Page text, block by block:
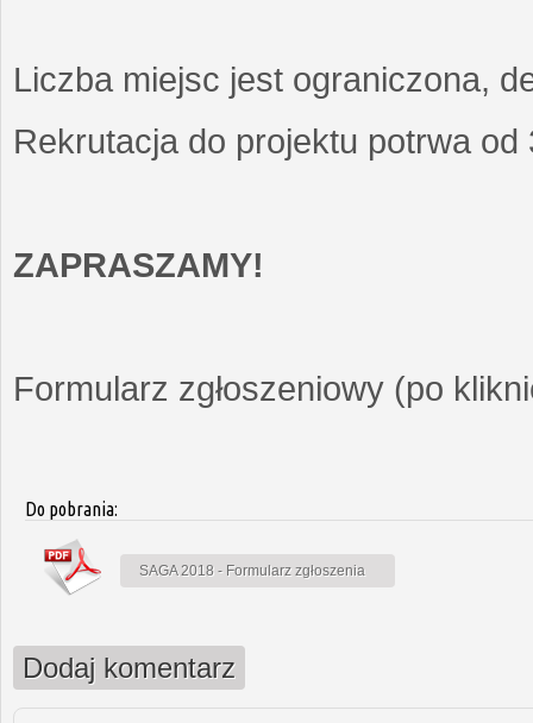
Liczba miejsc jest ograniczona,
Rekrutacja do projektu potrwa
ZAPRASZAMY!
Formularz zgłoszeniowy (po
Do pobrania:
SAGA 2018 - Formularz zgłoszenia
Dodaj komentarz